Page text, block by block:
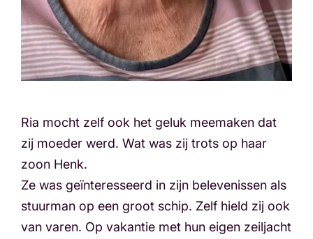
Ria mocht zelf ook het geluk meemaken dat
zij moeder werd. Wat was zij trots op haar
zoon Henk.
Ze was geïnteresseerd in zijn belevenissen als
stuurman op een groot schip. Zelf hield zij ook
van varen. Op vakantie met hun eigen zeiljacht